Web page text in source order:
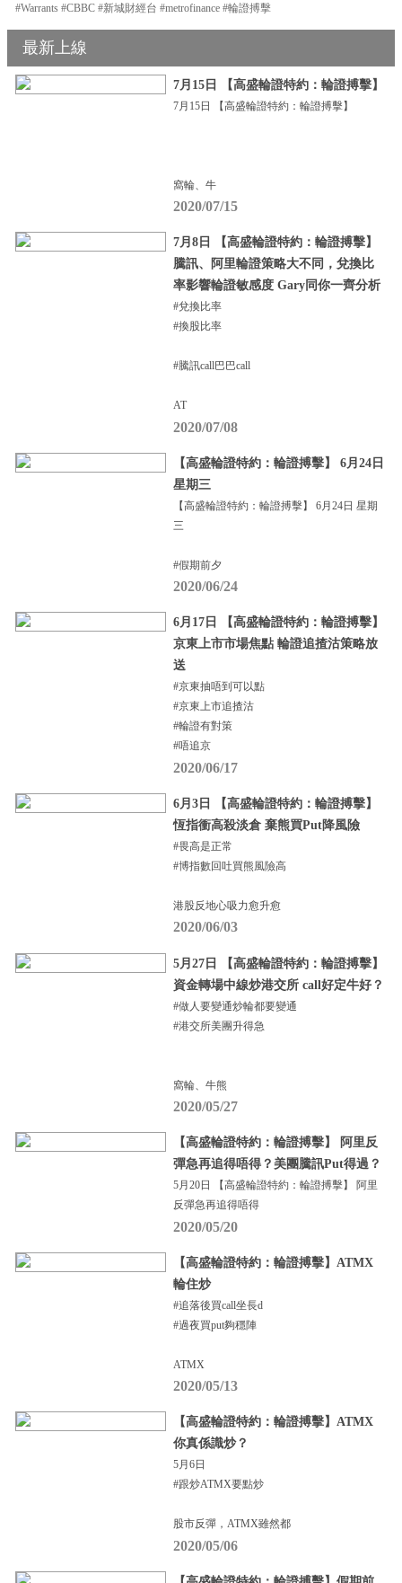
#Warrants #CBBC #新城財經台 #metrofinance #輪證搏擊
最新上線
7月15日 【高盛輪證特約：輪證搏擊】
7月15日 【高盛輪證特約：輪證搏擊】
窩輪、牛
2020/07/15
7月8日 【高盛輪證特約：輪證搏擊】
騰訊、阿里輪證策略大不同，兌換比
率影響輪證敏感度 Gary同你一齊分析
#兌換比率
#換股比率
#騰訊call巴巴call
AT
2020/07/08
【高盛輪證特約：輪證搏擊】 6月24日
星期三
【高盛輪證特約：輪證搏擊】 6月24日 星期
三
#假期前夕
2020/06/24
6月17日 【高盛輪證特約：輪證搏擊】
京東上市市場焦點 輪證追揸沽策略放
送
#京東抽唔到可以點
#京東上市追揸沽
#輪證有對策
#唔追京
2020/06/17
6月3日 【高盛輪證特約：輪證搏擊】
恆指衝高殺淡倉 棄熊買Put降風險
#畏高是正常
#博指數回吐買熊風險高
港股反地心吸力愈升愈
2020/06/03
5月27日 【高盛輪證特約：輪證搏擊】
資金轉場中線炒港交所 call好定牛好？
#做人要變通炒輪都要變通
#港交所美團升得急
窩輪、牛熊
2020/05/27
【高盛輪證特約：輪證搏擊】 阿里反
彈急再追得唔得？美團騰訊Put得過？
5月20日 【高盛輪證特約：輪證搏擊】 阿里
反彈急再追得唔得
2020/05/20
【高盛輪證特約：輪證搏擊】ATMX
輪住炒
#追落後買call坐長d
#過夜買put夠穩陣
ATMX
2020/05/13
【高盛輪證特約：輪證搏擊】ATMX
你真係識炒？
5月6日
#跟炒ATMX要點炒
股市反彈，ATMX雖然都
2020/05/06